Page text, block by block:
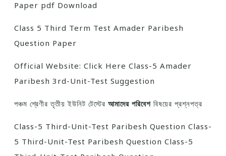
Paper pdf Download
Class 5 Third Term Test Amader Paribesh
Question Paper
Official Website: Click Here Class-5 Amader
Paribesh 3rd-Unit-Test Suggestion
পঞ্চম শ্রেণীর তৃতীয় ইউনিট টেস্টের আমাদের পরিবেশ বিষয়ের প্রশ্নপত্র
Class-5 Third-Unit-Test Paribesh Question Class-
5 Third-Unit-Test Paribesh Question Class-5